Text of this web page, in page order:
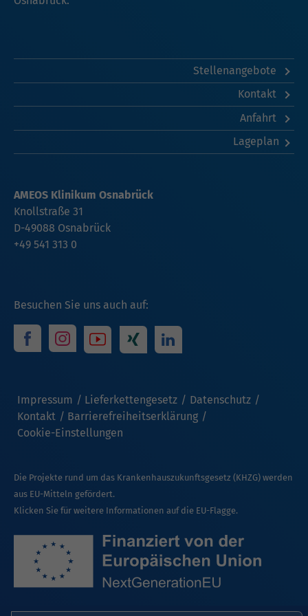
Stellenangebote
Kontakt
Anfahrt
Lageplan
Besuchen Sie uns auch auf:
Impressum Lieferkettengesetz
Datenschutz
Kontakt
Barrierefreiheitserklärung
Cookie-Einstellungen
AMEOS Klinikum Osnabrück
Knollstraße 31
D-49088 Osnabrück
+49 541 313 0
Die Projekte rund um das Krankenhauszukunftsgesetz (KHZG) werden
aus EU-Mitteln gefördert.
Klicken Sie für weitere Informationen auf die EU-Flagge.